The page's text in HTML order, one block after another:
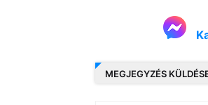
MEGJEGYZÉS